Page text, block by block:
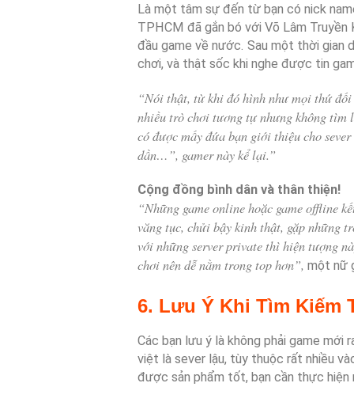
Là một tâm sự đến từ bạn có nick
TPHCM đã gắn bó với Võ Lâm Truyền
đầu game về nước. Sau một thời gian
chơi, và thật sốc khi nghe được tin
“Nói thật, từ khi đó hình như mọi thứ
nhiều trò chơi tương tự nhưng không tìm
có được mấy đứa bạn giới thiệu cho
dần…”, gamer này kể lại.”
Cộng đồng bình dân và thân thiện!
“Những game online hoặc game offline
văng tục, chửi bậy kinh thật, gặp những
với những server private thì hiện tượng
chơi nên dễ nằm trong top hơn”, một nữ
6. Lưu Ý Khi Tìm Kiếm
Các bạn lưu ý là không phải game mới
việt là sever lậu, tùy thuộc rất nhiều
được sản phẩm tốt, bạn cần thực hiện